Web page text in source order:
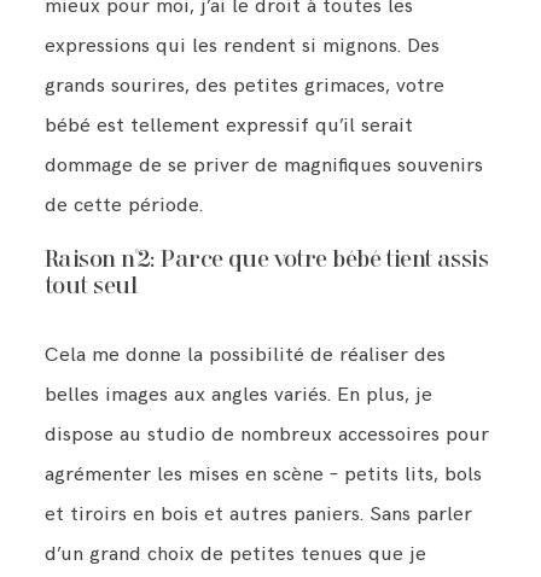
mieux pour moi, j’ai le droit à toutes les
expressions qui les rendent si mignons. Des
grands sourires, des petites grimaces, votre
bébé est tellement expressif qu’il serait
dommage de se priver de magnifiques souvenirs
de cette période.
Raison n°2: Parce que votre bébé tient assis
tout seul
Cela me donne la possibilité de réaliser des
belles images aux angles variés. En plus, je
dispose au studio de nombreux accessoires pour
agrémenter les mises en scène – petits lits, bols
et tiroirs en bois et autres paniers. Sans parler
d’un grand choix de petites tenues que je